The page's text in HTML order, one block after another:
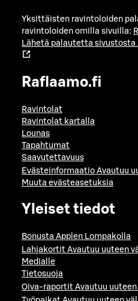
Yksittäisten ravintoloiden
ravintoloiden omilla sivuilla:
Lähetä palautetta sivustosta
Raflaamo.fi
Ravintolat
Ravintolat kartalla
Lounas
Tapahtumat
Saavutettavuus
Evästeinformaatio Avautuu
Muuta evästeasetuksia
Yleiset tiedot
Bonusta Applen Lompakolla
Lahjakortit Avautuu uuteen
Medialle
Tietosuoja
Oiva-raportit Avautuu